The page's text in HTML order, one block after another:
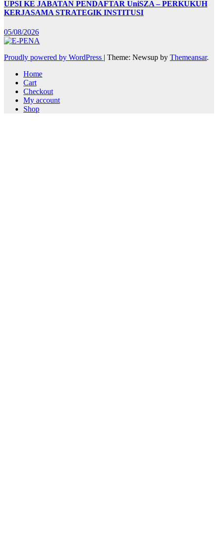
UPSI KE JABATAN PENDAFTAR UniSZA – PERKUKUH
KERJASAMA STRATEGIK INSTITUSI
05/08/2026
Proudly powered by WordPress | Theme: Newsup by Themeansar.
Home
Cart
Checkout
My account
Shop